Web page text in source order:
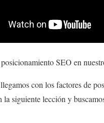
SEO en
con los factores de
la siguiente lección y